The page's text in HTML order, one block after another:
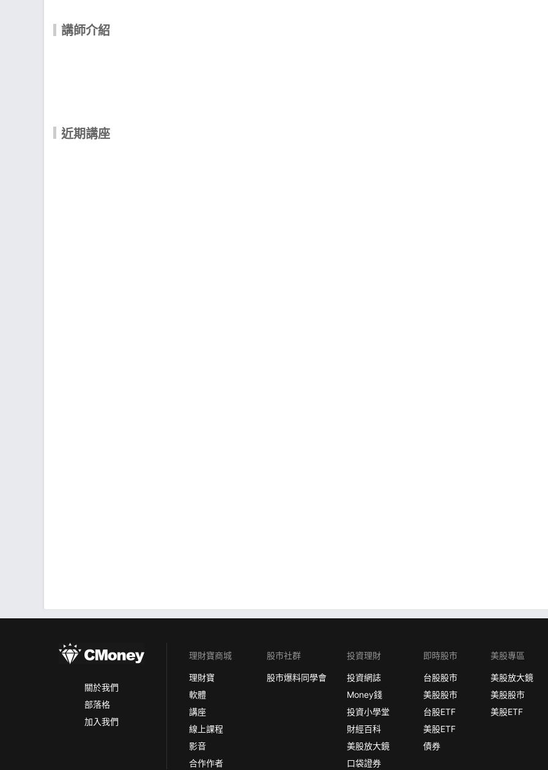
講師介紹
近期講座
關於我們
部落格
加入我們
理財寶商城
理財寶
軟體
講座
線上課程
影音
合作作者
股市社群
股市爆料同學會
投資理財
投資網誌
Money錢
投資小學堂
財經百科
美股放大鏡
口袋證券
即時股市
台股股市
美股股市
台股ETF
美股ETF
債券
美股專區
美股放大鏡
美股股市
美股ETF